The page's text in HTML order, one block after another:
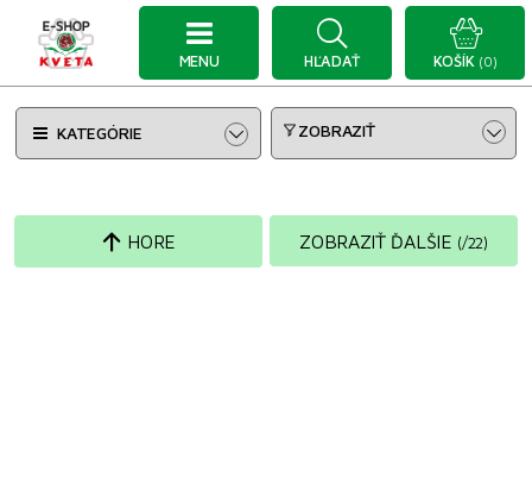
MENU HĽADAŤ KOŠÍK (0)
KATEGÓRIE ZOBRAZIŤ
ZOBRAZIŤ ĎALŠIE (/22)
HORE